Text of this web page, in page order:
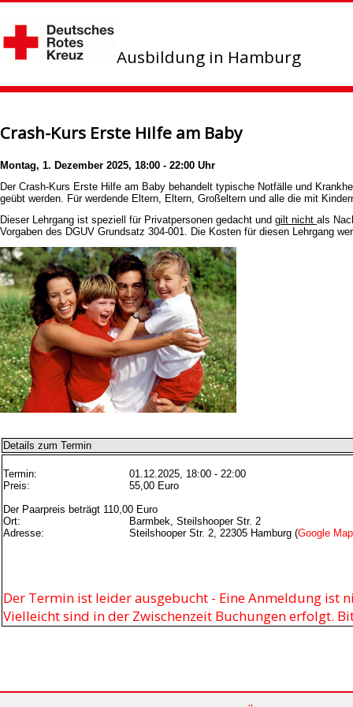
Ausbildung in Hamburg
Crash-Kurs Erste Hilfe am Baby
Montag, 1. Dezember 2025, 18:00 - 22:00 Uhr
Der Crash-Kurs Erste Hilfe am Baby behandelt typische Notfälle und
geübt werden. Für werdende Eltern, Eltern, Großeltern und alle die mit
Dieser Lehrgang ist speziell für Privatpersonen gedacht und gilt nicht als
Vorgaben des DGUV Grundsatz 304-001. Die Kosten für diesen Lehrgang
Details zum Termin
Termin:
01.12.2025, 18:00 - 22:00
Preis:
55,00 Euro
Der Paarpreis beträgt 110,00 Euro
Ort:
Barmbek, Steilshooper Str. 2
Adresse:
Steilshooper Str. 2, 22305 Hamburg (Google
Der Termin ist leider ausgebucht - Eine Anmeldung ist
Vielleicht sind in der Zwischenzeit Buchungen erfolgt.